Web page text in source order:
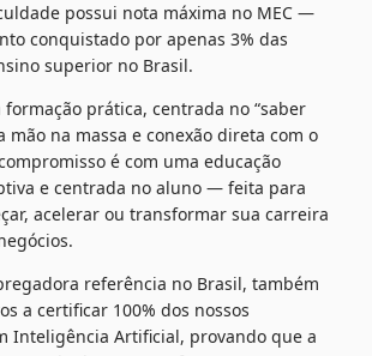
possui nota máxima no MEC —
conquistado por apenas 3% das
superior no Brasil.
formação prática, centrada no “saber
mão na massa e conexão direta com o
é com uma educação
e centrada no aluno — feita para
acelerar ou transformar sua carreira
referência no Brasil, também
a certificar 100% dos nossos
Inteligência Artificial, provando que a